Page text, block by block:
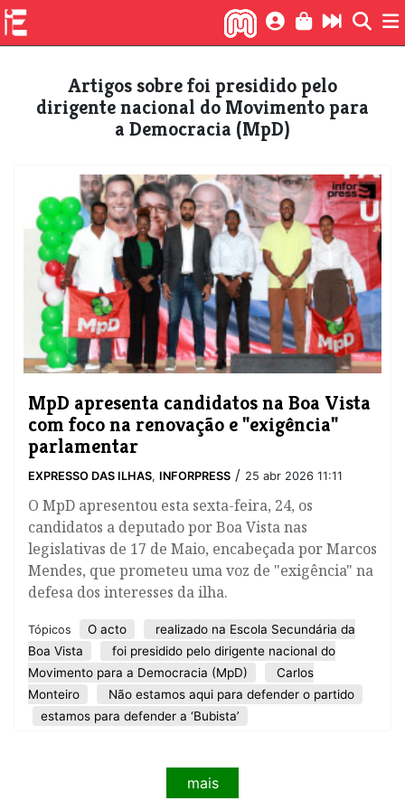
Artigos sobre foi presidido pelo
dirigente nacional do Movimento para
a Democracia (MpD)
MpD apresenta candidatos na Boa Vista
com foco na renovação e "exigência"
parlamentar
EXPRESSO DAS ILHAS, INFORPRESS / 25 abr 2026 11:11
O MpD apresentou esta sexta-feira, 24, os
candidatos a deputado por Boa Vista nas
legislativas de 17 de Maio, encabeçada por Marcos
Mendes, que prometeu uma voz de "exigência" na
defesa dos interesses da ilha.
Tópicos O acto
realizado na Escola Secundária da
Boa Vista
foi presidido pelo dirigente nacional do
Movimento para a Democracia (MpD)
Carlos
Monteiro
Não estamos aqui para defender o partido
estamos para defender a ‘Bubista’
mais